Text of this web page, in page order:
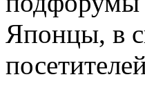
Японцы, в